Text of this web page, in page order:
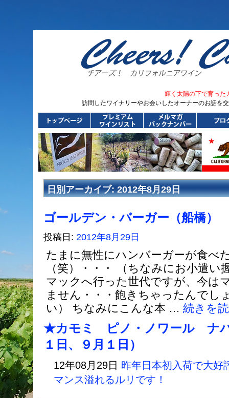
輝く太陽の下で育った
訪問したワイナリーやお会いしたオーナーのお話を
日別アーカイブ:2012年8月29日
ゴールデン・バーガー（船橋）
投稿日: 2012年8月29日
たまに無性にハンバーガーが食べ
（笑）・・・ （ちなみにお小遣
マックへ行った世代ですが、今は
ません・・・飽きちゃったんでし
い） ちなみにこんな本 … 続きを
★カモミ ピノ・ノワール ナ
１日、９月１日）
12年08月29日 昨年日本初入荷で大好
マンス溢れるルリです！